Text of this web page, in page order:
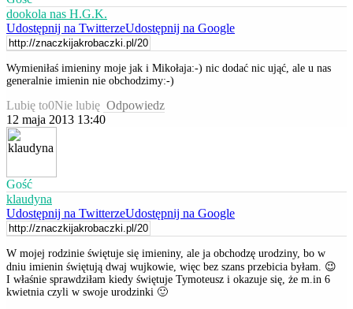
dookola nas H.G.K.
Udostępnij na TwitterzeUdostępnij na Google
Wymieniłaś imieniny moje jak i Mikołaja:-) nic dodać nic ująć, ale u nas
generalnie imienin nie obchodzimy:-)
Lubię to0Nie lubię Odpowiedz
12 maja 2013 13:40
Gość
klaudyna
Udostępnij na TwitterzeUdostępnij na Google
W mojej rodzinie świętuje się imieniny, ale ja obchodzę urodziny, bo w
dniu imienin świętują dwaj wujkowie, więc bez szans przebicia byłam. 😉
I właśnie sprawdziłam kiedy świętuje Tymoteusz i okazuje się, że m.in 6
kwietnia czyli w swoje urodzinki 🙂